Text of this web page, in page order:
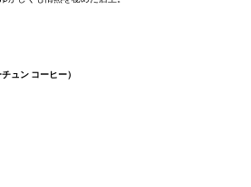
ュン コーヒー）